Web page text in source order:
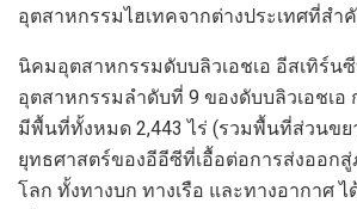
อุตสาหกรรมไฮเทคจากต่างประเทศที่สำ
นิคมอุตสาหกรรมดับบลิวเอชเอ อีสเทิร์น
อุตสาหกรรมลำดับที่ 9 ของดับบลิวเอชเอ
มีพื้นที่ทั้งหมด 2,443 ไร่ (รวมพื้นที่ส่วนขย
ยุทธศาสตร์ของอีอีซีที่เอื้อต่อการส่งออก
โลก ทั้งทางบก ทางเรือ และทางอากาศ